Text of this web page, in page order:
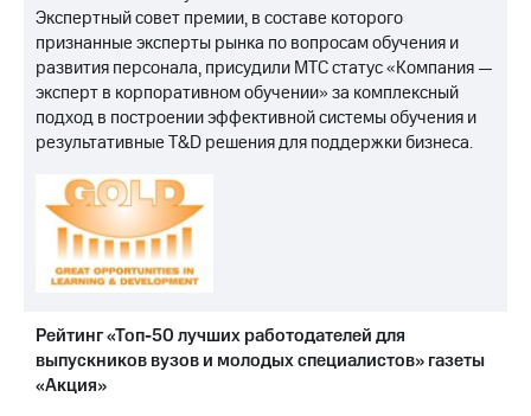
Экспертный совет премии, в составе которого
признанные эксперты рынка по вопросам обучения и
развития персонала, присудили МТС статус «Компания —
эксперт в корпоративном обучении» за комплексный
подход в построении эффективной системы обучения и
результативные T&D решения для поддержки бизнеса.
Рейтинг «Топ-50 лучших работодателей для
выпускников вузов и молодых специалистов» газеты
«Акция»